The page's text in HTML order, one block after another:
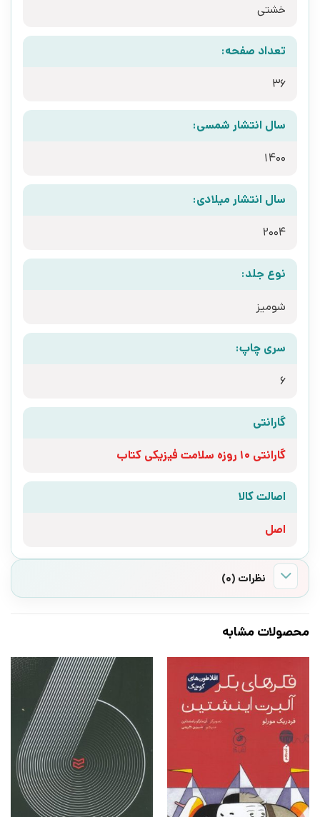
خشتی
تعداد صفحه:
36
سال انتشار شمسی:
1400
سال انتشار میلادی:
2004
نوع جلد:
شومیز
سری چاپ:
6
گارانتی
گارانتی 10 روزه سلامت فیزیکی کتاب
اصالت کالا
اصل
نظرات (0)
محصولات مشابه